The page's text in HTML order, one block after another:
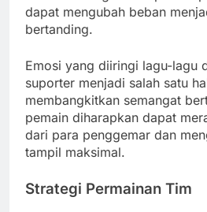
dapat mengubah beban
bertanding.
Emosi yang diiringi lagu-lagu
suporter menjadi salah satu
membangkitkan semangat
pemain diharapkan dapat
dari para penggemar dan
tampil maksimal.
Strategi Permainan Tim